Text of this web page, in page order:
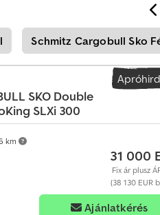
a berendezés mögött. Cedjzrdr Sspfx
dízel igazolás. Gumiabroncsok: 385/65
magasság (terhelés nélkül) – 4 000
információk Bal elöl – 5
Jobb hátul – 5 mm
Schmitz Cargobull Sko
km
SKO Double
SLXi 300
31 000
Fix ár plusz
(38 130 EUR
Ajánlatkérés